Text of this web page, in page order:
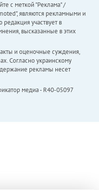
с меткой "Реклама" /
являются рекламными и
участвует в
высказанные в этих
и оценочные суждения,
Согласно украинскому
рекламы несет
медиа - R40-05097